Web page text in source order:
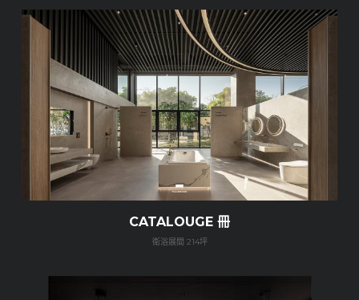
CATALOUGE 冊
衛浴展間 214坪